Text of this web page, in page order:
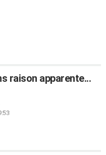
raison apparente...